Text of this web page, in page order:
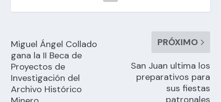
Miguel Ángel Collado
gana la II Beca de
Proyectos de
Investigación del
Archivo Histórico
PRÓXIMO
San Juan ultima los
preparativos para
sus fiestas
patronales